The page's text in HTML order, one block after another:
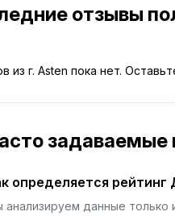
отзывы
из г. Asten пока нет.
задаваемые
определяется
анализируем данные только